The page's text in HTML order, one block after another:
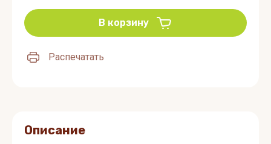
В корзину
Распечатать
Описание